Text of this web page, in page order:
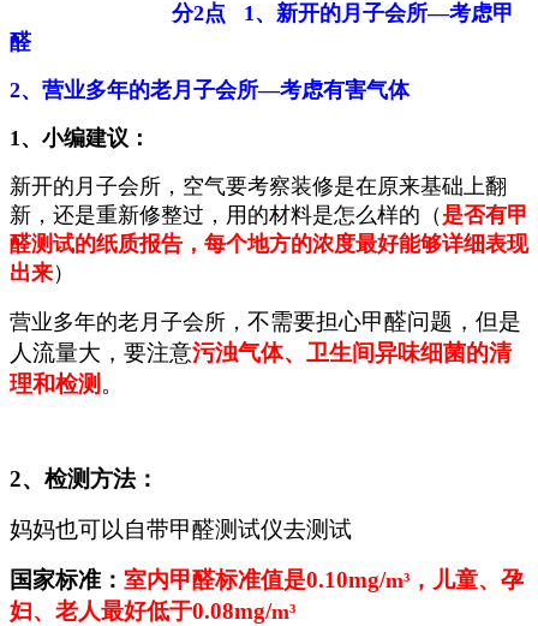
分2点 1、新开的月子会所—考虑甲
醛
2、营业多年的老月子会所—考虑有害气体
1、小编建议：
新开的月子会所，空气要考察装修是在原来基础上翻
新，还是重新修整过，用的材料是怎么样的（ 是否有甲
醛测试的纸质报告，每个地方的浓度最好能够详细表现
出来）
营业多年的老月子会所， 不需要担心甲醛问题，但是
人流量大，要注意污浊气体、卫生间异味细菌的清
理和检测 。
2、检测方法：
妈妈也可以自带甲醛测试仪去测试
国家标准： 室内甲醛标准值是0.10mg/m³ ，儿童、孕
妇、老人最好低于0.08mg/m³